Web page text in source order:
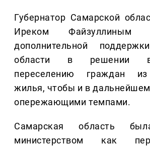
Губернатор Самарской
Иреком Файзуллиным
дополнительной
области в решении
переселению граждан из
жилья, чтобы и в дальнейшем
опережающими темпами.
Самарская область
министерством как